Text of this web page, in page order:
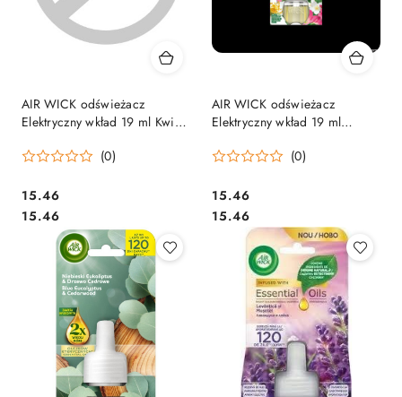
AIR WICK odświeżacz
Elektryczny wkład 19 ml Kwiat
18239
(0)
Cena:
15.46
Cena:
15.46
AIR WICK odświeżacz
Elektryczny wkład 19 ml
14842
(0)
Cena:
15.46
Cena:
15.46